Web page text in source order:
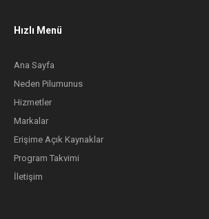
Hızlı Menü
Ana Sayfa
Neden Pilumunus
Hizmetler
Markalar
Erişime Açık Kaynaklar
Program Takvimi
İletişim